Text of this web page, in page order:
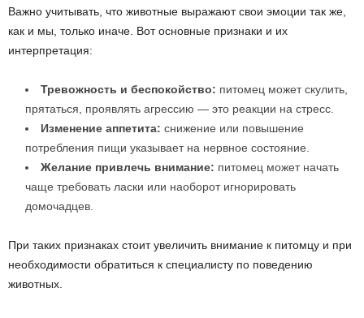
Важно учитывать, что животные выражают свои эмоции так же,
как и мы, только иначе. Вот основные признаки и их
интерпретация:
Тревожность и беспокойство: питомец может скулить,
прятаться, проявлять агрессию — это реакции на стресс.
Изменение аппетита: снижение или повышение
потребления пищи указывает на нервное состояние.
Желание привлечь внимание: питомец может начать
чаще требовать ласки или наоборот игнорировать
домочадцев.
При таких признаках стоит увеличить внимание к питомцу и при
необходимости обратиться к специалисту по поведению
животных.